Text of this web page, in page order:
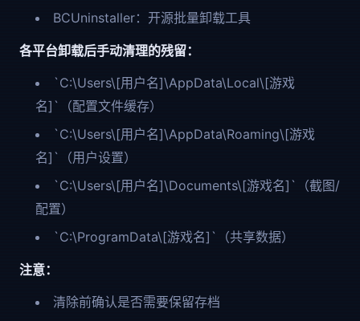
BCUninstaller：开源批量卸载工具
各平台卸载后手动清理的残留：
`C:\Users\[用户名]\AppData\Local\[游戏
名]`（配置文件缓存）
`C:\Users\[用户名]\AppData\Roaming\[游戏
名]`（用户设置）
`C:\Users\[用户名]\Documents\[游戏名]`（截图/
配置）
`C:\ProgramData\[游戏名]`（共享数据）
注意：
清除前确认是否需要保留存档